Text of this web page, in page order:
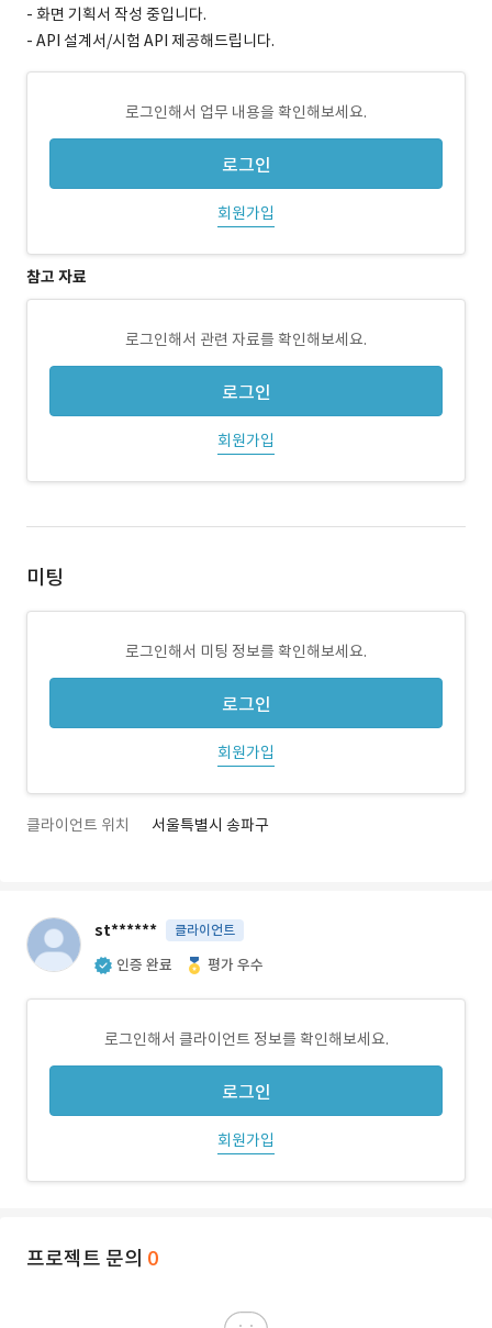
- 화면 기획서 작성 중입니다.
- API 설계서/시험 API 제공해드립니다.
로그인해서 업무 내용을 확인해보세요.
로그인
회원가입
참고 자료
로그인해서 관련 자료를 확인해보세요.
로그인
회원가입
미팅
로그인해서 미팅 정보를 확인해보세요.
로그인
회원가입
클라이언트 위치 서울특별시 송파구
st****** 클라이언트
인증 완료 평가 우수
로그인해서 클라이언트 정보를 확인해보세요.
로그인
회원가입
프로젝트 문의 0